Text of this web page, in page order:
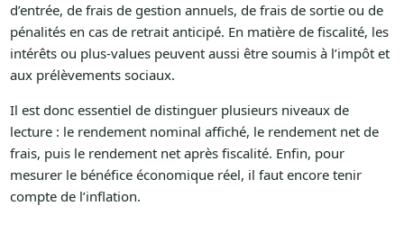
d’entrée, de frais de gestion annuels, de frais de sortie ou de
pénalités en cas de retrait anticipé. En matière de fiscalité, les
intérêts ou plus-values peuvent aussi être soumis à l’impôt et
aux prélèvements sociaux.
Il est donc essentiel de distinguer plusieurs niveaux de
lecture : le rendement nominal affiché, le rendement net de
frais, puis le rendement net après fiscalité. Enfin, pour
mesurer le bénéfice économique réel, il faut encore tenir
compte de l’inflation.